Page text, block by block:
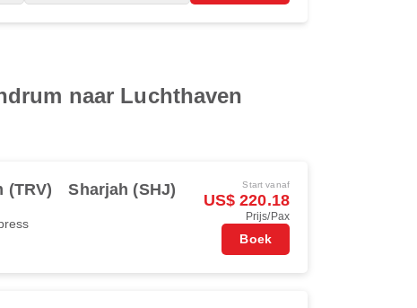
naar Luchthaven
(TRV) Sharjah (SHJ) Start vanaf
US$ 220.18
Prijs/Pax
Boek